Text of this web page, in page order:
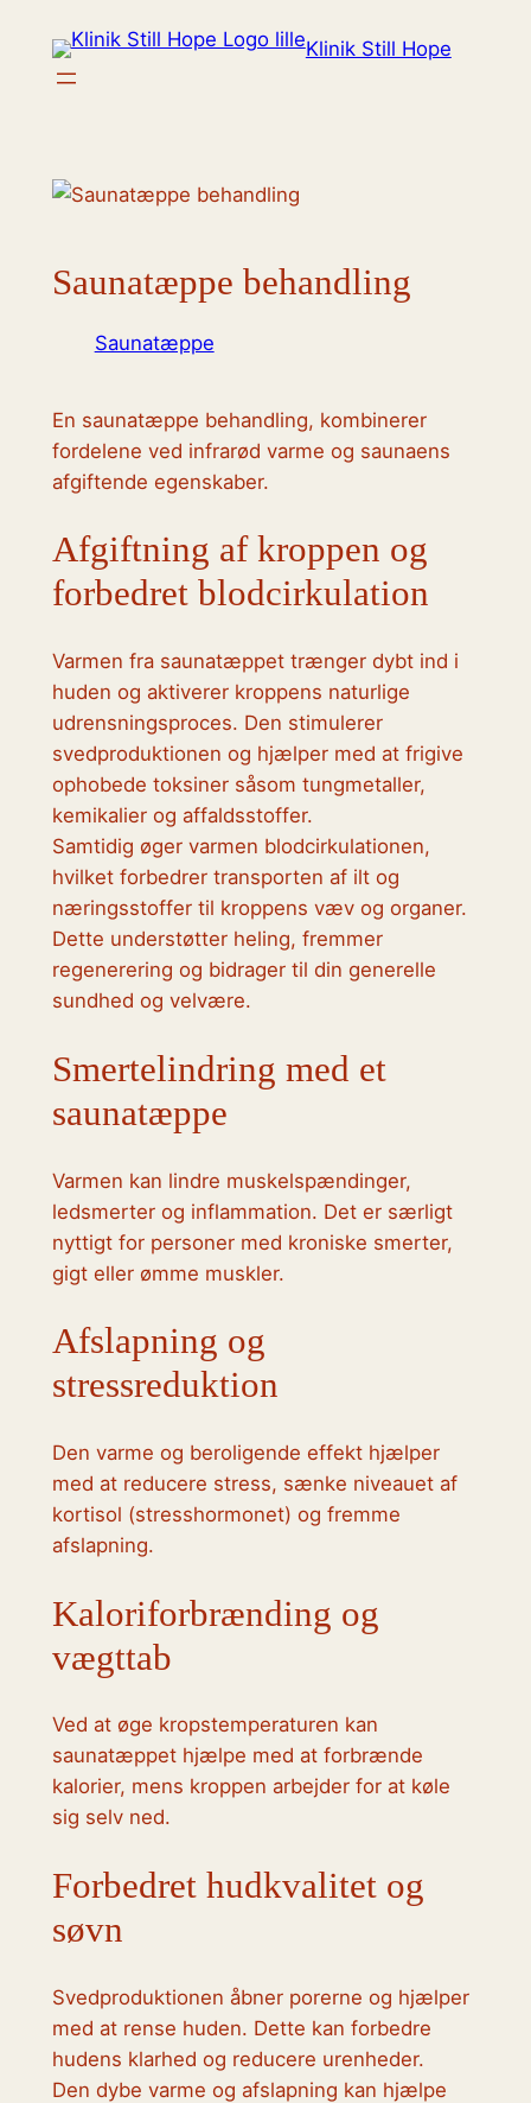
indhold
Klinik Still Hope
Saunatæppe behandling
Saunatæppe
En saunatæppe behandling, kombinerer
fordelene ved infrarød varme og saunaens
afgiftende egenskaber.
Afgiftning af kroppen og
forbedret blodcirkulation
Varmen fra saunatæppet trænger dybt ind i
huden og aktiverer kroppens naturlige
udrensningsproces. Den stimulerer
svedproduktionen og hjælper med at frigive
ophobede toksiner såsom tungmetaller,
kemikalier og affaldsstoffer.
Samtidig øger varmen blodcirkulationen,
hvilket forbedrer transporten af ilt og
næringsstoffer til kroppens væv og organer.
Dette understøtter heling, fremmer
regenerering og bidrager til din generelle
sundhed og velvære.
Smertelindring med et
saunatæppe
Varmen kan lindre muskelspændinger,
ledsmerter og inflammation. Det er særligt
nyttigt for personer med kroniske smerter,
gigt eller ømme muskler.
Afslapning og
stressreduktion
Den varme og beroligende effekt hjælper
med at reducere stress, sænke niveauet af
kortisol (stresshormonet) og fremme
afslapning.
Kaloriforbrænding og
vægttab
Ved at øge kropstemperaturen kan
saunatæppet hjælpe med at forbrænde
kalorier, mens kroppen arbejder for at køle
sig selv ned.
Forbedret hudkvalitet og
søvn
Svedproduktionen åbner porerne og hjælper
med at rense huden. Dette kan forbedre
hudens klarhed og reducere urenheder.
Den dybe varme og afslapning kan hjælpe